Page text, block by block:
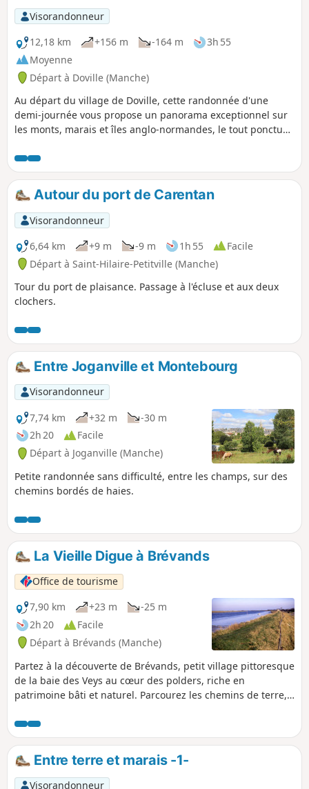
Visorandonneur
12,18 km
+156 m -164 m
3h 55
Moyenne
Départ à Doville (Manche)
Au départ du village de Doville, cette randonnée d'une
demi-journée vous propose un panorama exceptionnel sur
les monts, marais et îles anglo-normandes, le tout ponctué
plateau de landes rases peuplées d'ajoncs.
Autour du port de Carentan
Visorandonneur
6,64 km
+9 m -9 m 1h 55
Facile
Départ à Saint-Hilaire-Petitville (Manche)
Tour du port de plaisance. Passage à l'écluse et aux deux
clochers.
Entre Joganville et Montebourg
Visorandonneur
7,74 km
+32 m
-30 m
2h 20
Facile
Départ à Joganville (Manche)
Petite randonnée sans difficulté, entre les champs, sur des
chemins bordés de haies.
La Vieille Digue à Brévands
Office de tourisme
7,90 km
+23 m
-25 m
2h 20
Facile
Départ à Brévands (Manche)
Partez à la découverte de Brévands, petit village pittoresque
de la baie des Veys au cœur des polders, riche en
patrimoine bâti et naturel. Parcourez les chemins de terre,
territoire.
Entre terre et marais -1-
Visorandonneur